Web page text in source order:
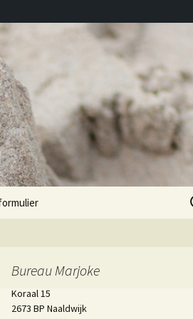
Bureau Marjoke
Koraal 15
2673 BP Naaldwijk